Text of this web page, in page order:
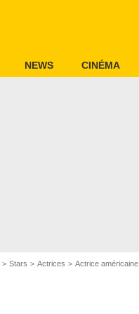
NEWS CINÉMA
Stars Actrices Actrice américaine